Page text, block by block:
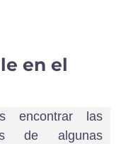
en el
encontrar las
de algunas